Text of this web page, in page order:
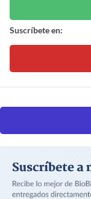
Suscríbete en: